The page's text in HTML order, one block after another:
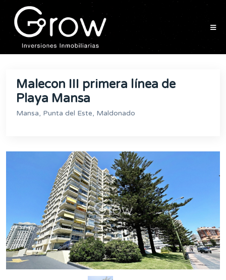
Malecon III primera línea de
Playa Mansa
Mansa, Punta del Este, Maldonado